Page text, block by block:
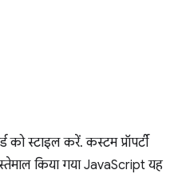
स्टाइल करें. कस्टम प्रॉपर्टी
किया गया JavaScript यह